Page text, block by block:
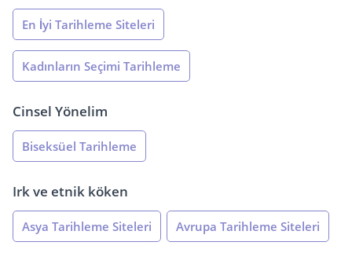
En İyi Tarihleme Siteleri
Kadınların Seçimi Tarihleme
Cinsel Yönelim
Biseksüel Tarihleme
Irk ve etnik köken
Asya Tarihleme Siteleri Avrupa Tarihleme Siteleri